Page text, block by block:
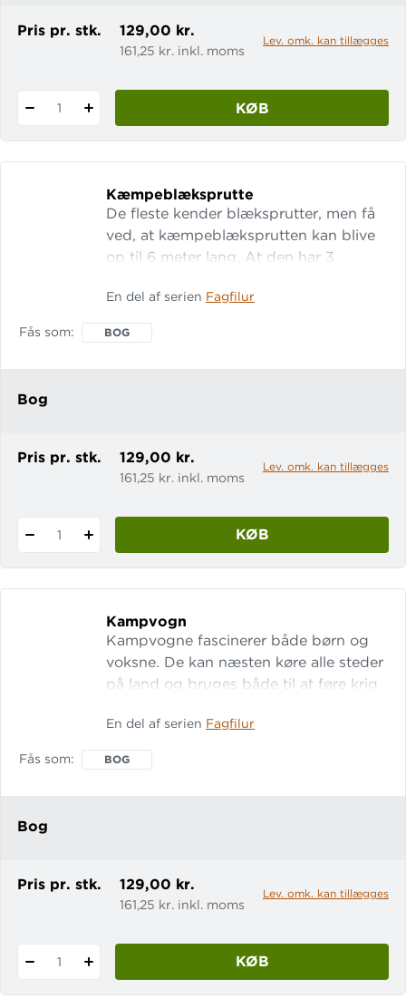
Pris pr. stk. 129,00 kr.
161,25 kr. inkl. moms
Lev. omk. kan tillægges
1 KØB
Kæmpeblæksprutte
De fleste kender blæksprutter, men få
ved, at kæmpeblæksprutten kan blive
op til 6 meter lang. At den har 3
mange andre hemmeligheder. LET-tal:
En del af serien Fagfilur
Fås som BOG
Bog
Pris pr. stk. 129,00 kr.
161,25 kr. inkl. moms
Lev. omk. kan tillægges
1 KØB
Kampvogn
Kampvogne fascinerer både børn og
voksne. De kan næsten køre alle steder
på land og bruges både til at føre krig
danske Leopard-kampvogne og
En del af serien Fagfilur
Fås som BOG
Bog
Pris pr. stk. 129,00 kr.
161,25 kr. inkl. moms
Lev. omk. kan tillægges
1 KØB